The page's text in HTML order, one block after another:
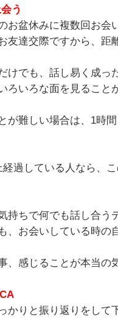
う
お盆休みに複数回お会
友達交際ですから、距
けでも、話し易く成っ
ろいろな面を見ること
が難しい場合は、1時
過している人なら、
持ちで何でも話し合う
、お会いしている時の
、感じることが本当の
かりと振り返りをして